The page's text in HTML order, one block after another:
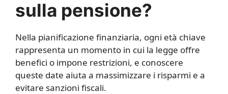
sulla pensione?
Nella pianificazione finanziaria, ogni età chiave
rappresenta un momento in cui la legge offre
benefici o impone restrizioni, e conoscere
queste date aiuta a massimizzare i risparmi e a
evitare sanzioni fiscali.